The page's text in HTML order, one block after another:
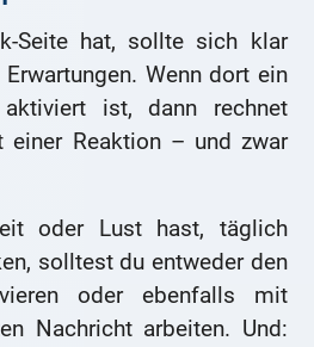
Seite hat, sollte sich klar
Wenn dort ein
aktiviert ist, dann rechnet
einer Reaktion – und zwar
oder Lust hast, täglich
solltest du entweder den
oder ebenfalls mit
Nachricht arbeiten. Und: